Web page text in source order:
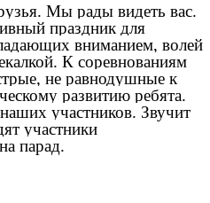
Мы рады видеть вас.
праздник для
вниманием, волей
К соревнованиям
не равнодушные к
развитию ребята.
участников. Звучит
участники
парад.